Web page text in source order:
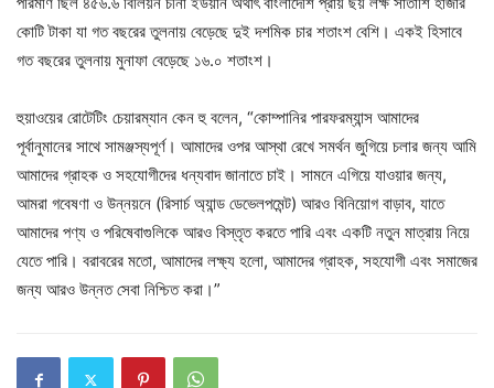
কোটি টাকা যা গত বছরের তুলনায় বেড়েছে দুই দশমিক চার শতাংশ বেশি। একই হিসাবে
গত বছরের তুলনায় মুনাফা বেড়েছে ১৬.০ শতাংশ।
হুয়াওয়ের রোটেটিং চেয়ারম্যান কেন হু বলেন, “কোম্পানির পারফরম্যান্স আমাদের
পূর্বানুমানের সাথে সামঞ্জস্যপূর্ণ। আমাদের ওপর আস্থা রেখে সমর্থন জুগিয়ে চলার জন্য আমি
আমাদের গ্রাহক ও সহযোগীদের ধন্যবাদ জানাতে চাই। সামনে এগিয়ে যাওয়ার জন্য,
আমরা গবেষণা ও উন্নয়নে (রিসার্চ অ্যান্ড ডেভেলপমেন্ট) আরও বিনিয়োগ বাড়াব, যাতে
আমাদের পণ্য ও পরিষেবাগুলিকে আরও বিস্তৃত করতে পারি এবং একটি নতুন মাত্রায় নিয়ে
যেতে পারি। বরাবরের মতো, আমাদের লক্ষ্য হলো, আমাদের গ্রাহক, সহযোগী এবং সমাজের
জন্য আরও উন্নত সেবা নিশ্চিত করা।”